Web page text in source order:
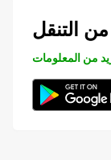
التنقل
من المعلومات